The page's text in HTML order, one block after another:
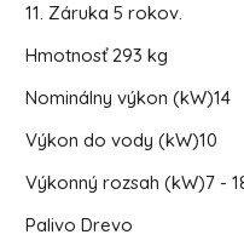
11. Záruka 5 rokov.
Hmotnosť293 kg
Nominálny výkon (kW)14
Výkon do vody (kW)10
Výkonný rozsah (kW)7 -
Palivo Drevo